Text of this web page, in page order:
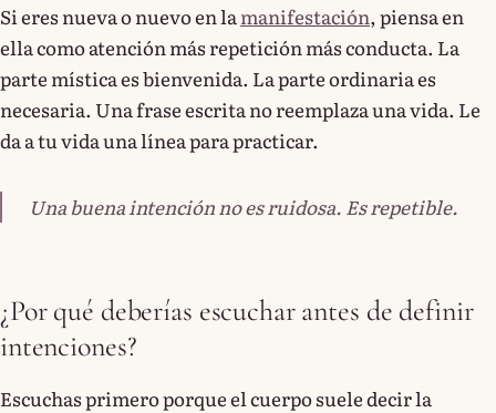
Si eres nueva o nuevo en la manifestación, piensa en
ella como atención más repetición más conducta. La
parte mística es bienvenida. La parte ordinaria es
necesaria. Una frase escrita no reemplaza una vida. Le
da a tu vida una línea para practicar.
Una buena intención no es ruidosa. Es repetible.
¿Por qué deberías escuchar antes de definir
intenciones?
Escuchas primero porque el cuerpo suele decir la